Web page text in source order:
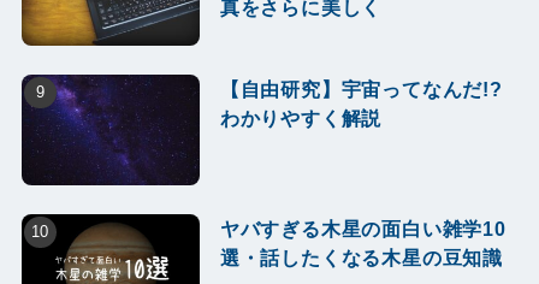
真をさらに美しく
【自由研究】宇宙ってなんだ!?
わかりやすく解説
ヤバすぎる木星の面白い雑学10
選・話したくなる木星の豆知識